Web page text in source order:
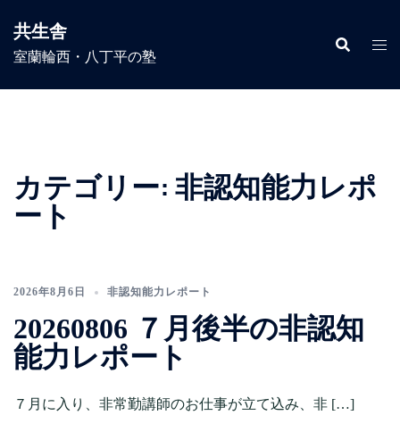
共生舎
室蘭輪西・八丁平の塾
カテゴリー: 非認知能力レポ
ート
2026年8月6日 非認知能力レポート
20260806 ７月後半の非認知
能力レポート
７月に入り、非常勤講師のお仕事が立て込み、非 […]